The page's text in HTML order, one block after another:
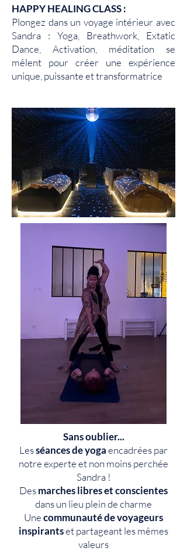
HAPPY HEALING CLASS :
Plongez dans un voyage intérieur avec
Sandra : Yoga, Breathwork, Extatic
Dance, Activation, méditation se
mêlent pour créer une expérience
unique, puissante et transformatrice
Sans oublier...
Lesséances de yogaencadrées par
notre experte et non moins perchée
Sandra !
Desmarches libres et conscientes
dans un lieu plein de charme
Unecommunauté de voyageurs
inspirantset partageant les mêmes
valeurs